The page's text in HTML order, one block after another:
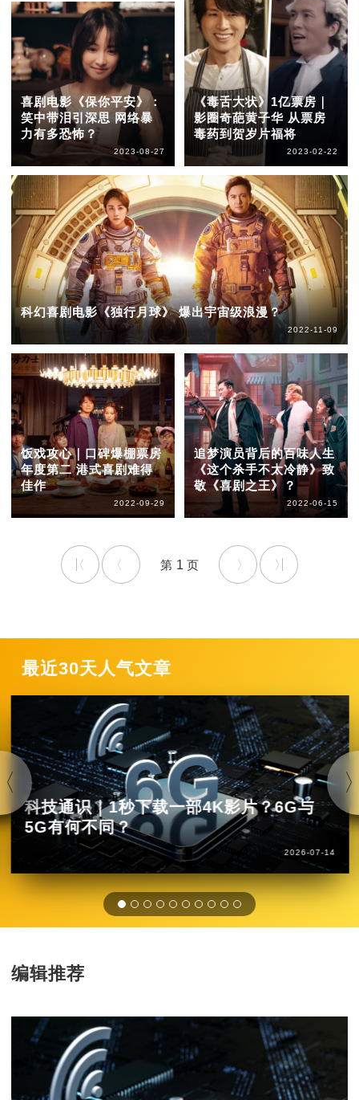
喜剧电影《保你平安》：
笑中带泪引深思 网络暴
力有多恐怖？
2023-08-27
《毒舌大状》1亿票房｜
影圈奇葩黄子华 从票房
毒药到贺岁片福将
2023-02-22
科幻喜剧电影《独行月球》 爆出宇宙级浪漫？
2022-11-09
饭戏攻心｜口碑爆棚票房
年度第二 港式喜剧难得
佳作
2022-09-29
追梦演员背后的百味人生
《这个杀手不太冷静》致
敬《喜剧之王》？
2022-06-15
1
最近30天人气文章
科技通识｜1秒下载一部4K影片？6G与
5G有何不同？
2026-07-14
编辑推荐